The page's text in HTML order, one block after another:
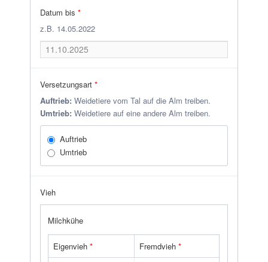
Datum bis*
z.B. 14.05.2022
Versetzungsart*
Auftrieb: Weidetiere vom Tal auf die Alm treiben.
Umtrieb: Weidetiere auf eine andere Alm treiben.
Auftrieb
Umtrieb
Vieh
Milchkühe
Eigenvieh* Fremdvieh*